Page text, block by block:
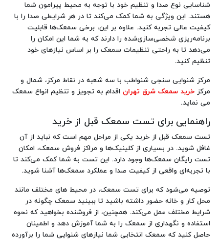
شناسایی نوع صدا و تنظیم خود با توجه به محیط پیرامون شما
هستند. این ویژگی به شما کمک می‌کند تا در هر شرایطی صدا را با
کیفیت عالی تجربه کنید. علاوه بر این، برخی سمعک‌ها قابلیت
برنامه‌ریزی شخصی‌سازی‌شده را دارند که به شما این امکان را
می‌دهد تا به راحتی تنظیمات سمعک را بر اساس نیازهای خود
تنظیم کنید.
مرکز شنوایی سنجی شنواطب با سه شعبه در نقاط مرکز، شمال و
مرکز خرید سمعک شرق تهران اقدام به تجویز و تنظیم انواع سمعک
می نماید.
راهنمایی برای تست سمعک قبل از خرید
تست سمعک قبل از خرید یکی از مراحل مهم است که نباید از آن
غافل شوید. در بسیاری از کلینیک‌ها و مراکز فروش سمعک، امکان
تست رایگان سمعک‌ها وجود دارد. این تست به شما کمک می‌کند تا
با تجربه‌ای واقعی از کیفیت صدا و عملکرد سمعک‌ها آشنا شوید.
توصیه می‌شود که برای تست سمعک، در محیط‌ های مختلف مانند
محل کار و خانه حضور داشته باشید تا ببینید سمعک چگونه در
شرایط مختلف عمل می‌کند. همچنین، از فروشنده بخواهید که نحوه
استفاده و نگهداری از سمعک را به شما آموزش دهد و اطمینان
حاصل کنید که سمعک انتخابی شما نیازهای شنوایی شما را برآورده